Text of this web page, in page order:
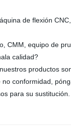
de flexión
CMM, equipo de
calidad?
productos
conformidad,
para su